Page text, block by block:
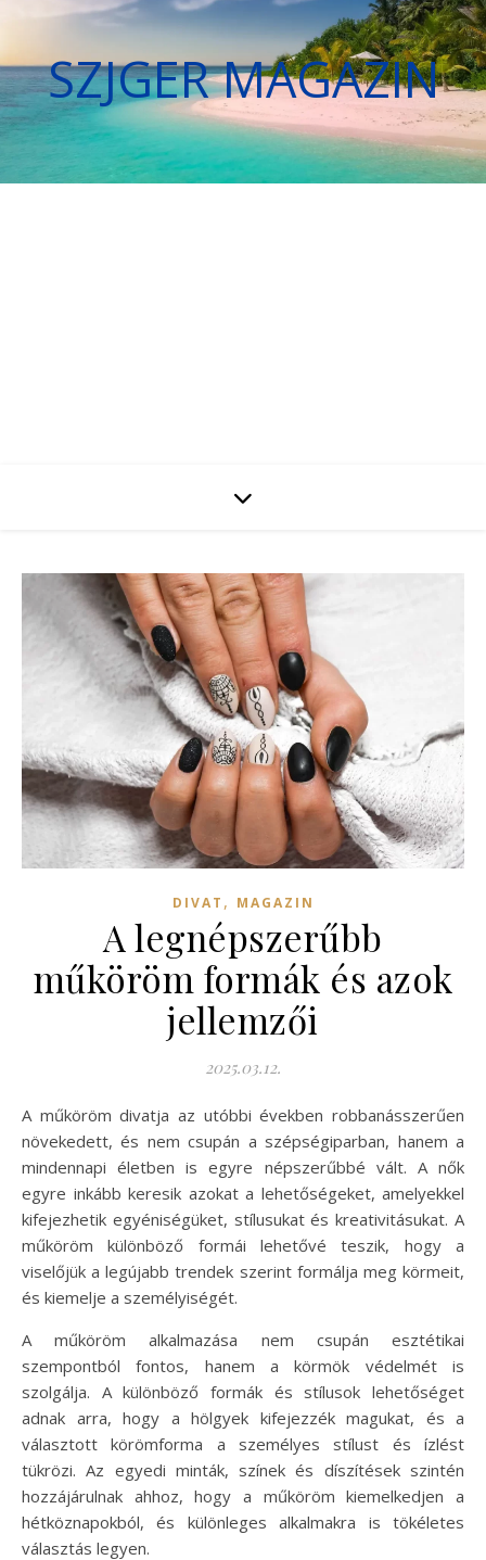
SZJGER MAGAZIN
DIVAT , MAGAZIN
A legnépszerűbb
műköröm formák és azok
jellemzői
2025.03.12.
A műköröm divatja az utóbbi években robbanásszerűen
növekedett, és nem csupán a szépségiparban, hanem a
mindennapi életben is egyre népszerűbbé vált. A nők
egyre inkább keresik azokat a lehetőségeket, amelyekkel
kifejezhetik egyéniségüket, stílusukat és kreativitásukat. A
műköröm különböző formái lehetővé teszik, hogy a
viselőjük a legújabb trendek szerint formálja meg körmeit,
és kiemelje a személyiségét.
A műköröm alkalmazása nem csupán esztétikai
szempontból fontos, hanem a körmök védelmét is
szolgálja. A különböző formák és stílusok lehetőséget
adnak arra, hogy a hölgyek kifejezzék magukat, és a
választott körömforma a személyes stílust és ízlést
tükrözi. Az egyedi minták, színek és díszítések szintén
hozzájárulnak ahhoz, hogy a műköröm kiemelkedjen a
hétköznapokból, és különleges alkalmakra is tökéletes
választás legyen.